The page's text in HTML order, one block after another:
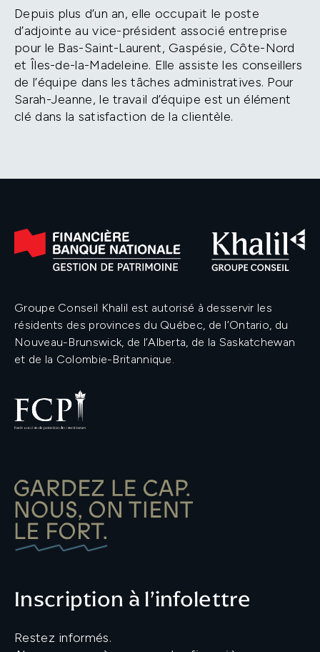
Depuis plus d’un an, elle occupait le poste
d’adjointe au vice-président associé entreprise
pour le Bas-Saint-Laurent, Gaspésie, Côte-Nord
et Îles-de-la-Madeleine. Elle assiste les conseillers
de l’équipe dans les tâches administratives. Pour
Sarah-Jeanne, le travail d’équipe est un élément
clé dans la satisfaction de la clientèle.
Inscription à l’infolettre
Restez informés.
Groupe Conseil Khalil est autorisé à desservir les
résidents des provinces du Québec, de l’Ontario, du
Nouveau-Brunswick, de l’Alberta, de la Saskatchewan
et de la Colombie-Britannique.